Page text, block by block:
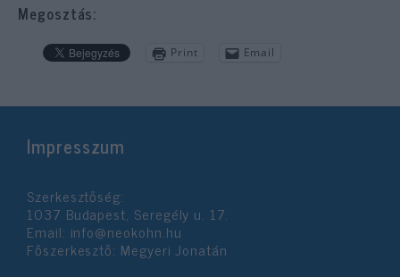
Megosztás:
Print Email
Impresszum
Szerkesztőség:
1037 Budapest, Seregély u. 17.
Email: info@neokohn.hu
Főszerkesztő: Megyeri Jonatán